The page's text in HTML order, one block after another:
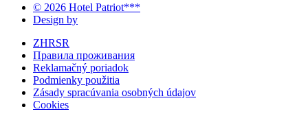
© 2026 Hotel Patriot***
Design by
ZHRSR
Правила проживания
Reklamačný poriadok
Podmienky použitia
Zásady spracúvania osobných údajov
Cookies